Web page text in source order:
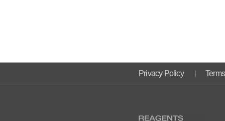
Privacy Policy